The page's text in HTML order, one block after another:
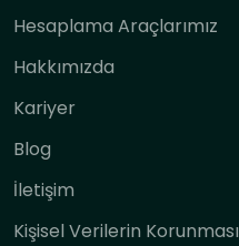
Hesaplama Araçlarımız
Hakkımızda
Kariyer
Blog
İletişim
Kişisel Verilerin Korunması